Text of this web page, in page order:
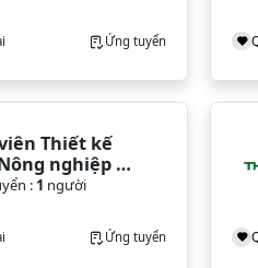
Ứng tuyển
Thiết kế
nghiệp
: 1 người
Ứng tuyển